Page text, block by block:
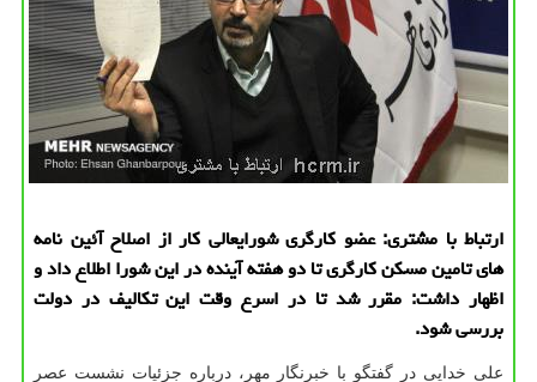
ارتباط با مشتری: عضو كارگری شورایعالی كار از اصلاح آئین نامه
های تامین مسكن كارگری تا دو هفته آینده در این شورا اطلاع داد و
اظهار داشت: مقرر شد تا در اسرع وقت این تكالیف در دولت
بررسی شود.
علی خدایی در گفتگو با خبرنگار مهر، درباره جزئیات نشست عصر